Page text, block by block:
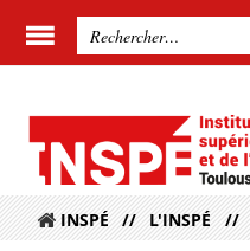
INSPÉ L'INSPÉ